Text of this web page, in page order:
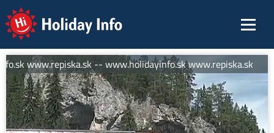
Holiday Info
www.repiska.sk -- www.holidayinfo.sk www.repiska.sk